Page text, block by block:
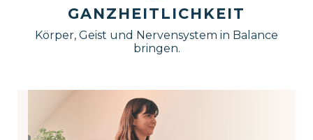
GANZHEITLICHKEIT
Körper, Geist und Nervensystem in Balance
bringen.